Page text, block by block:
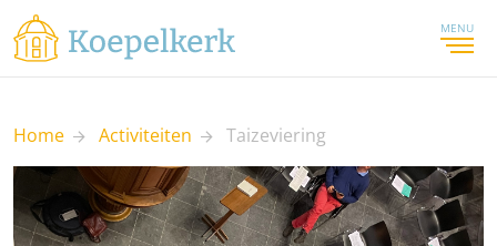
MENU
Home Activiteiten Taizeviering